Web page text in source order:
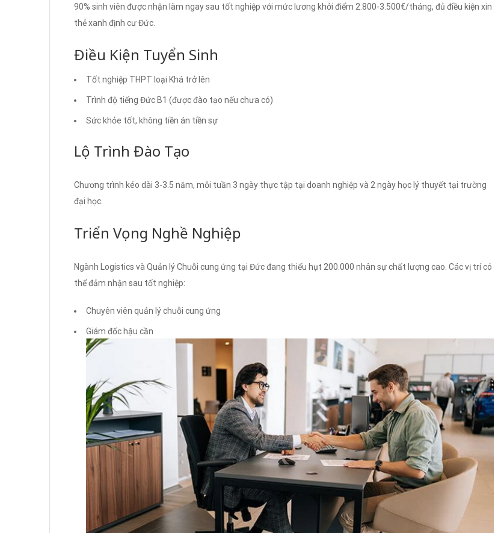
90% sinh viên được nhận làm ngay sau tốt nghiệp với mức lương khởi điểm 2.800-3.500€/tháng, đủ điều kiện xin
thẻ xanh định cư Đức.
Điều Kiện Tuyển Sinh
Tốt nghiệp THPT loại Khá trở lên
Trình độ tiếng Đức B1 (được đào tạo nếu chưa có)
Sức khỏe tốt, không tiền án tiền sự
Lộ Trình Đào Tạo
Chương trình kéo dài 3-3.5 năm, mỗi tuần 3 ngày thực tập tại doanh nghiệp và 2 ngày học lý thuyết tại trường
đại học.
Triển Vọng Nghề Nghiệp
Ngành Logistics và Quản lý Chuỗi cung ứng tại Đức đang thiếu hụt 200.000 nhân sự chất lượng cao. Các vị trí có
thể đảm nhận sau tốt nghiệp:
Chuyên viên quản lý chuỗi cung ứng
Giám đốc hậu cần